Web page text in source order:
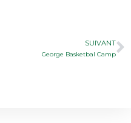
SUIVANT
George Basketbal Camp